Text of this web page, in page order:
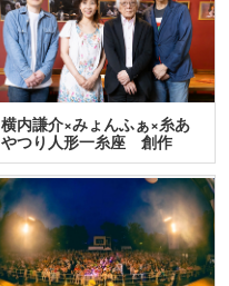
横内謙介×みょんふぁ×糸あ
やつり人形一糸座 創作
人…